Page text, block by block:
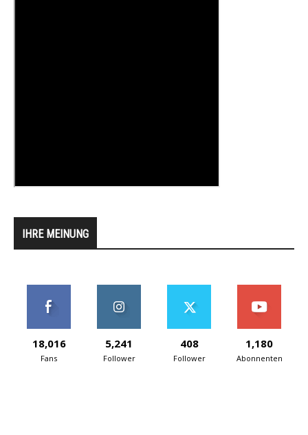
IHRE MEINUNG
18,016
Fans
5,241
Follower
408
Follower
1,180
Abonnenten